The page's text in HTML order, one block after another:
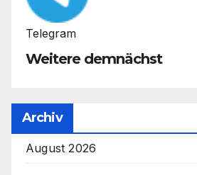
Telegram
Weitere demnächst
Archiv
August 2026